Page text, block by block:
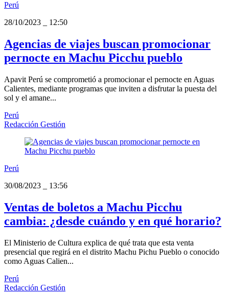
Perú
28/10/2023
12:50
Agencias de viajes buscan promocionar
pernocte en Machu Picchu pueblo
Apavit Perú se comprometió a promocionar el pernocte en Aguas
Calientes, mediante programas que inviten a disfrutar la puesta del
sol y el amane...
Perú
Redacción Gestión
Perú
30/08/2023
13:56
Ventas de boletos a Machu Picchu
cambia: ¿desde cuándo y en qué horario?
El Ministerio de Cultura explica de qué trata que esta venta
presencial que regirá en el distrito Machu Pichu Pueblo o conocido
como Aguas Calien...
Perú
Redacción Gestión